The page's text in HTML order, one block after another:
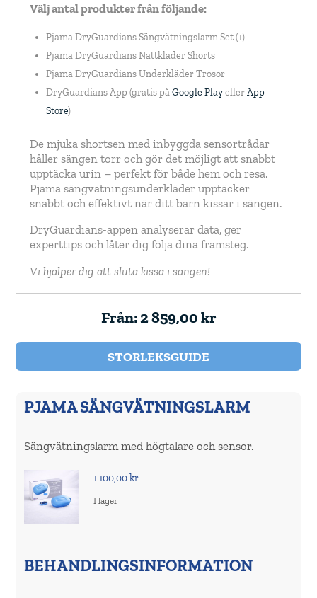
Välj antal produkter från följande:
Pjama DryGuardians Sängvätningslarm Set (1)
Pjama DryGuardians Nattkläder Shorts
Pjama DryGuardians Underkläder Trosor
DryGuardians App (gratis påGoogle PlayellerApp
Store)
De mjuka shortsen med inbyggda sensortrådar
håller sängen torr och gör det möjligt att snabbt
upptäcka urin – perfekt för både hem och resa.
Pjama sängvätningsunderkläder upptäcker
snabbt och effektivt när ditt barn kissar i sängen.
DryGuardians-appen analyserar data, ger
experttips och låter dig följa dina framsteg.
Vi hjälper dig att sluta kissa i sängen!
Från:2 859,00kr
STORLEKSGUIDE
PJAMA SÄNGVÄTNINGSLARM
Sängvätningslarm med högtalare och sensor.
1 100,00kr
I lager
BEHANDLINGSINFORMATION